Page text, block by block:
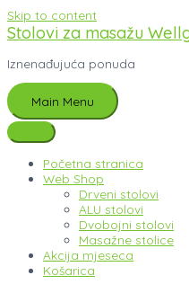
Skip to content
Stolovi za masažu
Iznenađujuća ponuda
Main Menu
Početna stranica
Web Shop
Drveni stolovi
ALU stolovi
Dvobojni stolovi
Masažne stolice
Akcija mjeseca
Košarica